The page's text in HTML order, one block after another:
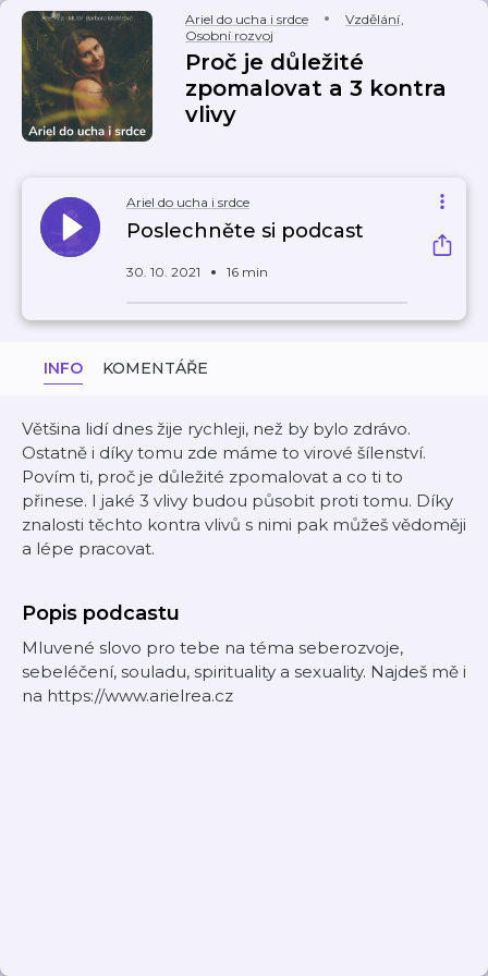
Ariel do ucha i srdce Vzdělání,
Osobní rozvoj
Proč je důležité
zpomalovat a 3 kontra
vlivy
Ariel do ucha i srdce
Poslechněte si podcast
30. 10. 2021 16 min
INFO KOMENTÁŘE
Většina lidí dnes žije rychleji, než by bylo zdrávo.
Ostatně i díky tomu zde máme to virové šílenství.
Povím ti, proč je důležité zpomalovat a co ti to
přinese. I jaké 3 vlivy budou působit proti tomu. Díky
znalosti těchto kontra vlivů s nimi pak můžeš vědoměji
a lépe pracovat.
Popis podcastu
Mluvené slovo pro tebe na téma seberozvoje,
sebeléčení, souladu, spirituality a sexuality. Najdeš mě i
na https://www.arielrea.cz